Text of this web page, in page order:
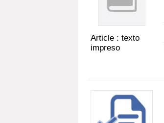
Article : texto
impreso